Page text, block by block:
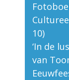
10)
‘In de
van